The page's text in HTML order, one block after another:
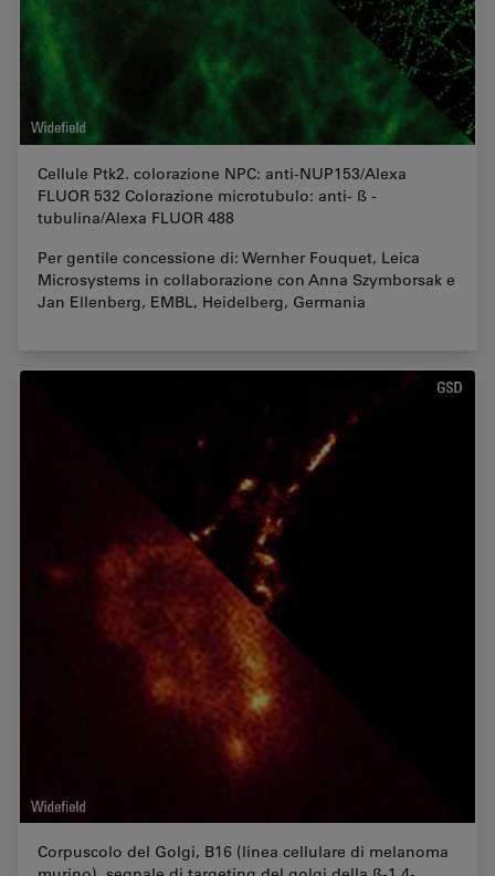
Cellule Ptk2. colorazione NPC: anti-NUP153/Alexa
FLUOR 532 Colorazione microtubulo: anti- ß -
tubulina/Alexa FLUOR 488
Per gentile concessione di: Wernher Fouquet, Leica
Microsystems in collaborazione con Anna Szymborsak e
Jan Ellenberg, EMBL, Heidelberg, Germania
Corpuscolo del Golgi, B16 (linea cellulare di melanoma